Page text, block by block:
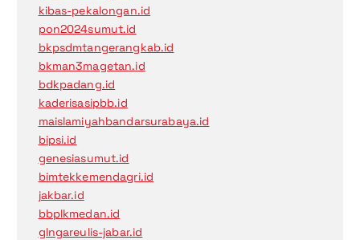
kibas-pekalongan.id
pon2024sumut.id
bkpsdmtangerangkab.id
bkman3magetan.id
bdkpadang.id
kaderisasipbb.id
maislamiyahbandarsurabaya.id
bipsi.id
genesiasumut.id
bimtekkemendagri.id
jakbar.id
bbplkmedan.id
glngareulis-jabar.id